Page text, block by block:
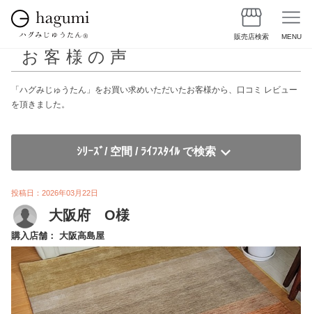
販売店検索 MENU
お客様の声
「ハグみじゅうたん」をお買い求めいただいたお客様から、口コミ レビュー
を頂きました。
ｼﾘｰｽﾞ/ 空間 / ﾗｲﾌｽﾀｲﾙ で検索
投稿日：2026年03月22日
大阪府 O様
購入店舗： 大阪高島屋